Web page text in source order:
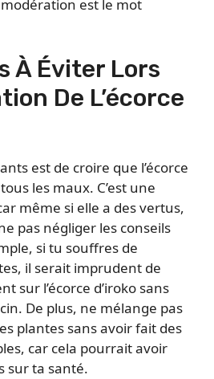
est le mot
À Éviter Lors
De L’écorce
est de croire que l’écorce
les maux. C’est une
même si elle a des vertus,
pas négliger les conseils
si tu souffres de
il serait imprudent de
sur l’écorce d’iroko sans
De plus, ne mélange pas
plantes sans avoir fait des
car cela pourrait avoir
sur ta santé.